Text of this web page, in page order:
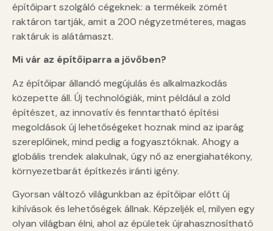
építőipart szolgáló cégeknek: a termékeik zömét
raktáron tartják, amit a 200 négyzetméteres, magas
raktáruk is alátámaszt.
Mi vár az építőiparra a jövőben?
Az építőipar állandó megújulás és alkalmazkodás
közepette áll. Új technológiák, mint például a zöld
építészet, az innovatív és fenntartható építési
megoldások új lehetőségeket hoznak mind az iparág
szereplőinek, mind pedig a fogyasztóknak. Ahogy a
globális trendek alakulnak, úgy nő az energiahatékony,
környezetbarát építkezés iránti igény.
Gyorsan változó világunkban az építőipar előtt új
kihívások és lehetőségek állnak. Képzeljék el, milyen egy
olyan világban élni, ahol az épületek újrahasznosítható